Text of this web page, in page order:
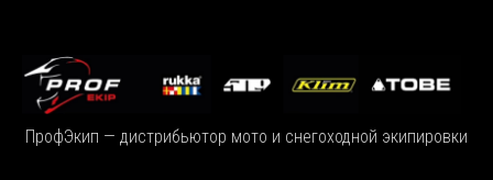
ПрофЭкип — дистрибьютор мото и снегоходной экипировки